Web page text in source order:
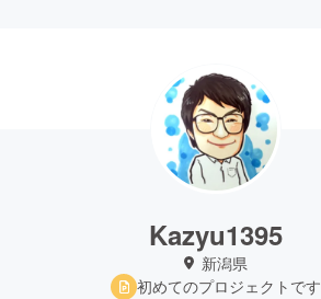
Kazyu1395
新潟県
初めてのプロジェクトです